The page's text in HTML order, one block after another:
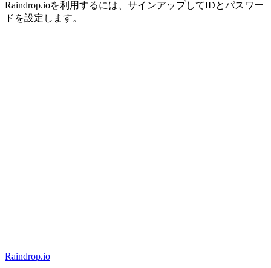
Raindrop.ioを利用するには、サインアップしてIDとパスワー
ドを設定します。
Raindrop.io